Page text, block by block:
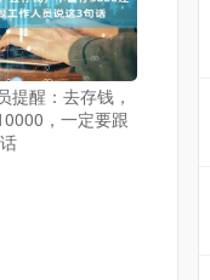
提醒：去存钱，
，一定要跟